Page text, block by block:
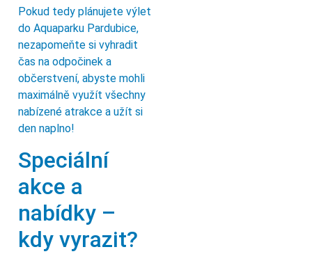
Pokud tedy plánujete výlet
do Aquaparku Pardubice,
nezapomeňte si vyhradit
čas na odpočinek a
občerstvení, abyste mohli
maximálně využít všechny
nabízené atrakce a užít si
den naplno!
Speciální
akce a
nabídky –
kdy vyrazit?